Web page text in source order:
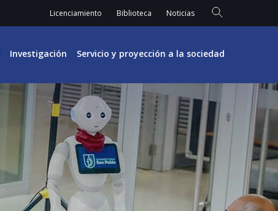
Licenciamiento Biblioteca Noticias
Investigación Servicio y proyección a la sociedad